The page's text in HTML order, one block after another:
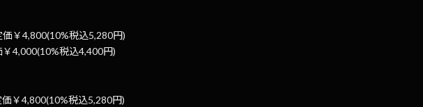
価￥4,800(10%税込5,280円)
￥4,000(10%税込4,400円)
価￥4,800(10%税込5,280円)